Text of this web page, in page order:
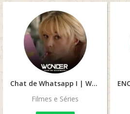
Chat de Whatsapp I | Wonder
Filmes e Séries